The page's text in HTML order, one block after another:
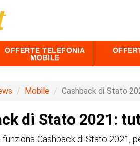
OFFERTE TELEFONIA
MOBILE
Mobile Cashback di Stato
di Stato 2021:
Cashback di Stato 2021,